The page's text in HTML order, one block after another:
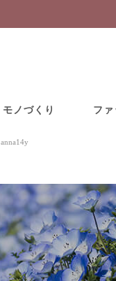
モノづくり フ
anna14y